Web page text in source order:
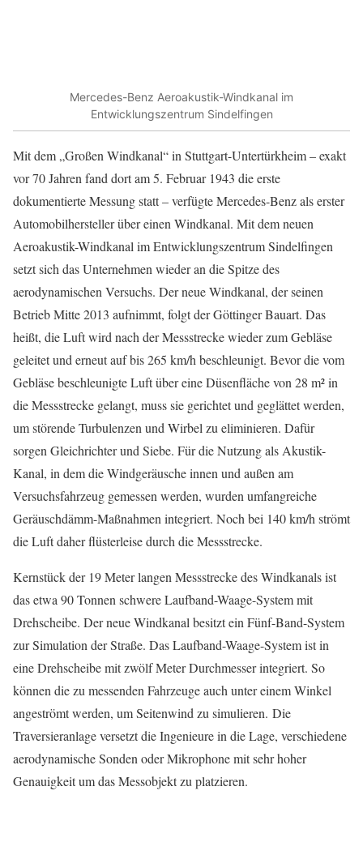
Mercedes-Benz Aeroakustik-Windkanal im
Entwicklungszentrum Sindelfingen
Mit dem „Großen Windkanal“ in Stuttgart-Untertürkheim – exakt
vor 70 Jahren fand dort am 5. Februar 1943 die erste
dokumentierte Messung statt – verfügte Mercedes-Benz als erster
Automobilhersteller über einen Windkanal. Mit dem neuen
Aeroakustik-Windkanal im Entwicklungszentrum Sindelfingen
setzt sich das Unternehmen wieder an die Spitze des
aerodynamischen Versuchs. Der neue Windkanal, der seinen
Betrieb Mitte 2013 aufnimmt, folgt der Göttinger Bauart. Das
heißt, die Luft wird nach der Messstrecke wieder zum Gebläse
geleitet und erneut auf bis 265 km/h beschleunigt. Bevor die vom
Gebläse beschleunigte Luft über eine Düsenfläche von 28 m² in
die Messstrecke gelangt, muss sie gerichtet und geglättet werden,
um störende Turbulenzen und Wirbel zu eliminieren. Dafür
sorgen Gleichrichter und Siebe. Für die Nutzung als Akustik-
Kanal, in dem die Windgeräusche innen und außen am
Versuchsfahrzeug gemessen werden, wurden umfangreiche
Geräuschdämm-Maßnahmen integriert. Noch bei 140 km/h strömt
die Luft daher flüsterleise durch die Messstrecke.
Kernstück der 19 Meter langen Messstrecke des Windkanals ist
das etwa 90 Tonnen schwere Laufband-Waage-System mit
Drehscheibe. Der neue Windkanal besitzt ein Fünf-Band-System
zur Simulation der Straße. Das Laufband-Waage-System ist in
eine Drehscheibe mit zwölf Meter Durchmesser integriert. So
können die zu messenden Fahrzeuge auch unter einem Winkel
angeströmt werden, um Seitenwind zu simulieren. Die
Traversieranlage versetzt die Ingenieure in die Lage, verschiedene
aerodynamische Sonden oder Mikrophone mit sehr hoher
Genauigkeit um das Messobjekt zu platzieren.